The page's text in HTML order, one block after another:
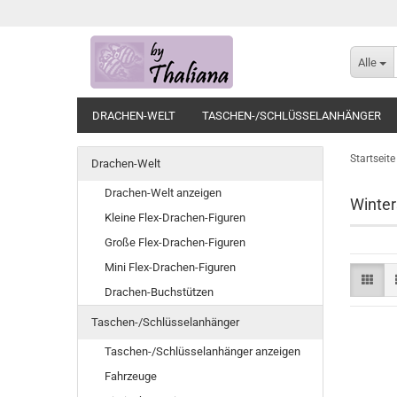
Alle
DRACHEN-WELT TASCHEN-/SCHLÜSSELANHÄNGER
Startseite
Drachen-Welt
Drachen-Welt anzeigen
Kleine Flex-Drachen-Figuren
Große Flex-Drachen-Figuren
Mini Flex-Drachen-Figuren
Drachen-Buchstützen
Taschen-/Schlüsselanhänger
Taschen-/Schlüsselanhänger anzeigen
Fahrzeuge